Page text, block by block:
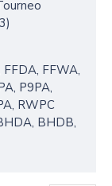
FFWA,
P9PA,
RWPC
BHDB,